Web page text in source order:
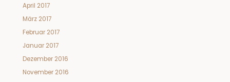
April 2017
März 2017
Februar 2017
Januar 2017
Dezember 2016
November 2016